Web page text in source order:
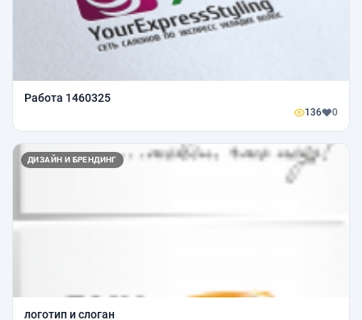
Работа 1460325
136 0
ДИЗАЙН И БРЕНДИНГ
логотип и слоган